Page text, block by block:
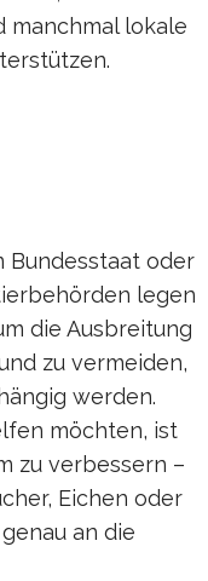
manchmal lokale
Bundesstaat oder
legen
die Ausbreitung
zu vermeiden,
werden.
möchten, ist
zu verbessern –
Eichen oder
an die